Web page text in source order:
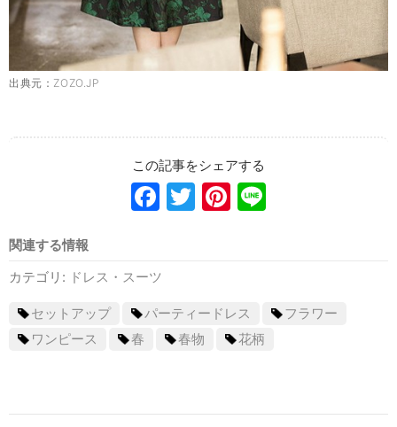
出典元： ZOZO.JP
Facebook
TwitterPinterest
関連する情報
カテゴリ: ドレス・スーツ
セットアップ パーティードレス
フラワー
ワンピース
春 春物 花柄